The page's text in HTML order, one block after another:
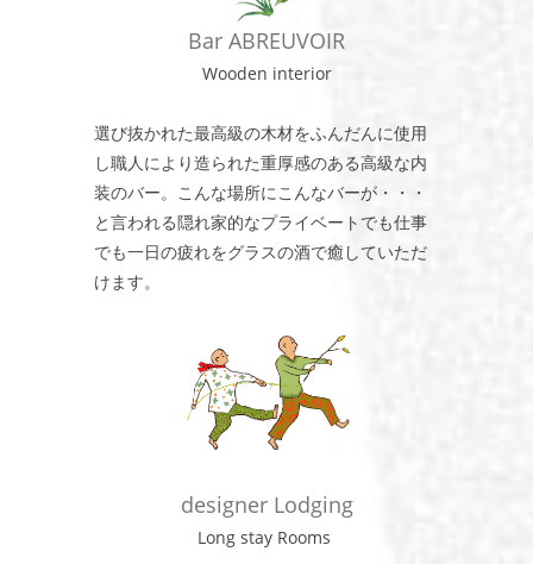
Bar ABREUVOIR
Wooden interior
選び抜かれた最高級の木材をふんだんに使用
し職人により造られた重厚感のある高級な内
装のバー。こんな場所にこんなバーが・・・
と言われる隠れ家的なプライベートでも仕事
でも一日の疲れをグラスの酒で癒していただ
けます。
designer Lodging
Long stay Rooms